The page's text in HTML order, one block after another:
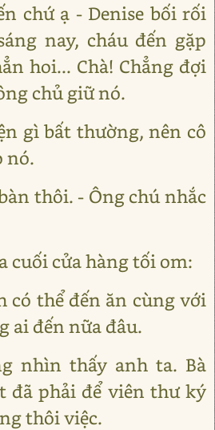
chứ ạ - Denise bối rối
nay, cháu đến gặp
hoi... Chà! Chẳng đợi
chủ giữ nó.
gì bất thường, nên cô
nó.
thôi. - Ông chú nhắc
cuối cửa hàng tối om:
có thể đến ăn cùng với
ai đến nữa đâu.
nhìn thấy anh ta. Bà
đã phải để viên thư ký
thôi việc.